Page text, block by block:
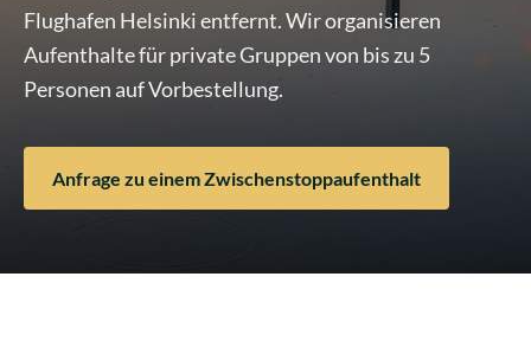
Flughafen Helsinki entfernt. Wir organisieren
Aufenthalte für private Gruppen von bis zu 5
Personen auf Vorbestellung.
Anfrage zu einem Zwischenstoppaufenthalt